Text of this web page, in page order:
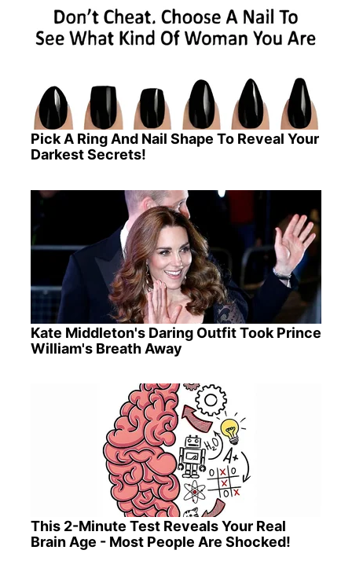
Pick A Ring And Nail Shape To Reveal Your
Darkest Secrets!
Kate Middleton's Daring Outfit Took Prince
William's Breath Away
This 2-Minute Test Reveals Your Real
Brain Age - Most People Are Shocked!